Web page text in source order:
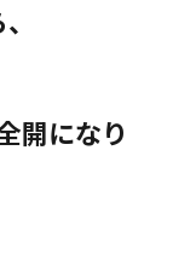
開になり